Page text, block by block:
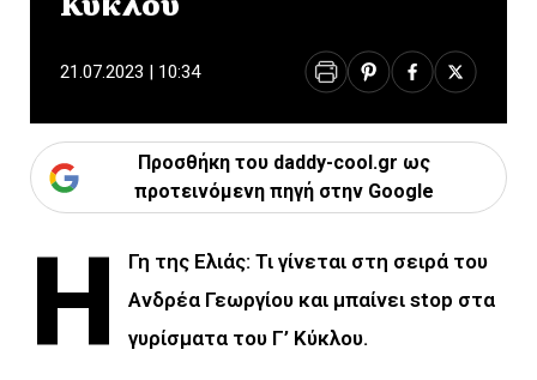
21.07.2023 | 10:34
Προσθήκη του daddy-cool.gr ως
προτεινόμενη πηγή στην Google
Η
Γη της Ελιάς: Τι γίνεται στη σειρά του
Ανδρέα Γεωργίου και μπαίνει stop στα
γυρίσματα του Γ’ Κύκλου.